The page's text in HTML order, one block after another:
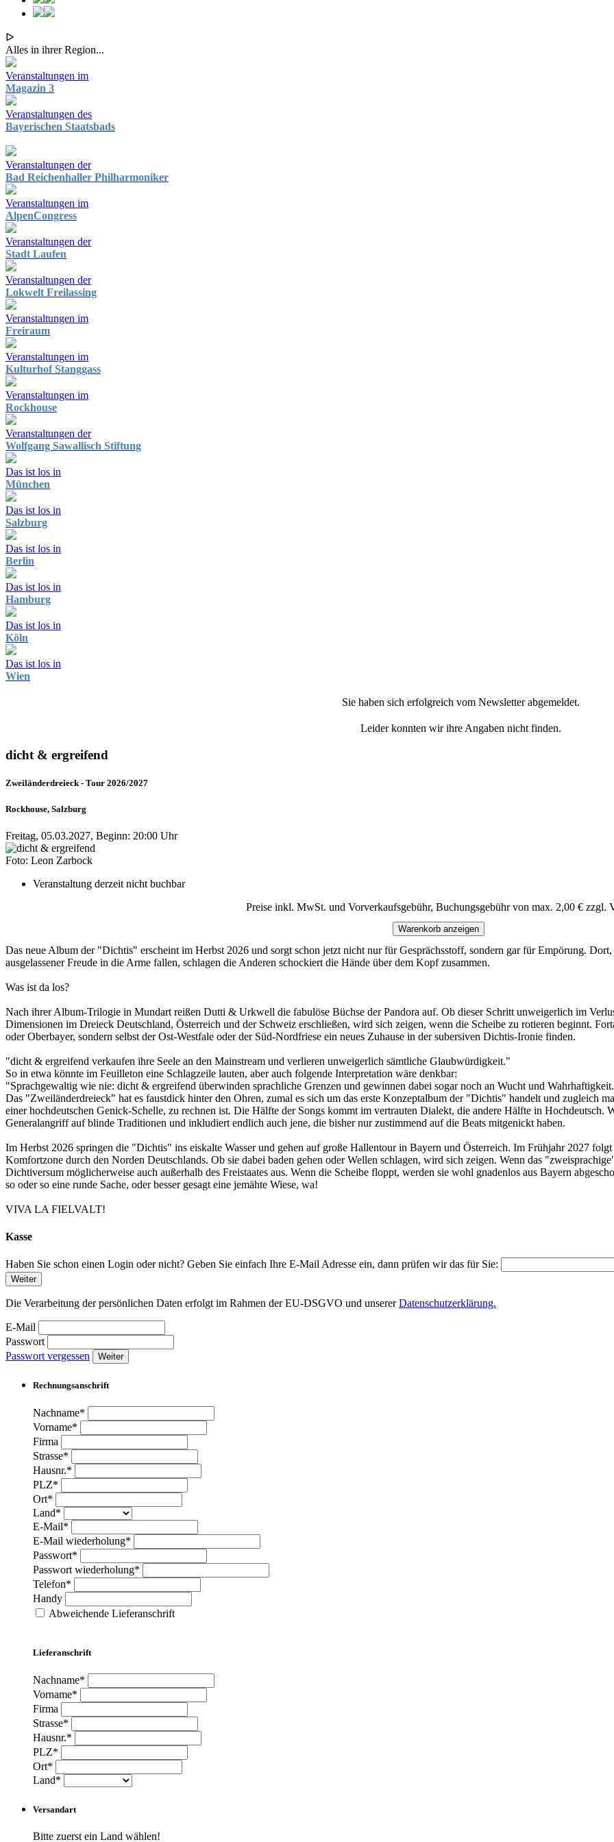
ᐅ
Alles in ihrer Region...
Veranstaltungen im
Magazin 3
Veranstaltungen des
Bayerischen Staatsbads
Veranstaltungen der
Bad Reichenhaller Philharmoniker
Veranstaltungen im
AlpenCongress
Veranstaltungen der
Stadt Laufen
Veranstaltungen der
Lokwelt Freilassing
Veranstaltungen im
Freiraum
Veranstaltungen im
Kulturhof Stanggass
Veranstaltungen im
Rockhouse
Veranstaltungen der
Wolfgang Sawallisch Stiftung
Das ist los in
München
Das ist los in
Salzburg
Das ist los in
Berlin
Das ist los in
Hamburg
Das ist los in
Köln
Das ist los in
Wien
Sie haben sich erfolgreich vom Newsletter abgemeldet.
Leider konnten wir ihre Angaben nicht finden.
dicht & ergreifend
Zweiländerdreieck - Tour 2026/2027
Rockhouse, Salzburg
Freitag, 05.03.2027, Beginn: 20:00 Uhr
Foto: Leon Zarbock
Veranstaltung derzeit nicht buchbar
Preise inkl. MwSt. und Vorverkaufsgebühr, Buchungsgebühr von max. 2,00 € zzgl.
Warenkorb anzeigen
Das neue Album der "Dichtis" erscheint im Herbst 2026 und sorgt schon jetzt nicht nur für Gesprächsstoff, sondern gar für Empörung.
ausgelassener Freude in die Arme fallen, schlagen die Anderen schockiert die Hände über dem Kopf zusammen.
Was ist da los?
Nach ihrer Album-Trilogie in Mundart reißen Dutti & Urkwell die fabulöse Büchse der Pandora auf. Ob dieser Schritt unweigerlich im
Dimensionen im Dreieck Deutschland, Österreich und der Schweiz erschließen, wird sich zeigen, wenn die Scheibe zu rotieren beginnt.
oder Oberbayer, sondern selbst der Ost-Westfale oder der Süd-Nordfriese ein neues Zuhause in der subersiven Dichtis-Ironie finden.
"dicht & ergreifend verkaufen ihre Seele an den Mainstream und verlieren unweigerlich sämtliche Glaubwürdigkeit."
So in etwa könnte im Feuilleton eine Schlagzeile lauten, aber auch folgende Interpretation wäre denkbar:
"Sprachgewaltig wie nie: dicht & ergreifend überwinden sprachliche Grenzen und gewinnen dabei sogar noch an Wucht und
Das "Zweiländerdreieck" hat es faustdick hinter den Ohren, zumal es sich um das erste Konzeptalbum der "Dichtis" handelt und zugleich
einer hochdeutschen Genick-Schelle, zu rechnen ist. Die Hälfte der Songs kommt im vertrauten Dialekt, die andere Hälfte in Hochdeutsch.
Generalangriff auf blinde Traditionen und inkludiert endlich auch jene, die bisher nur zustimmend auf die Beats mitgenickt haben.
Im Herbst 2026 springen die "Dichtis" ins eiskalte Wasser und gehen auf große Hallentour in Bayern und Österreich. Im Frühjahr 2027
Komfortzone durch den Norden Deutschlands. Ob sie dabei baden gehen oder Wellen schlagen, wird sich zeigen. Wenn das
Dichtiversum möglicherweise auch außerhalb des Freistaates aus. Wenn die Scheibe floppt, werden sie wohl gnadenlos aus Bayern
so oder so eine runde Sache, oder besser gesagt eine jemähte Wiese, wa!
VIVA LA FIELVALT!
Kasse
Haben Sie schon einen Login oder nicht? Geben Sie einfach Ihre E-Mail Adresse ein, dann prüfen wir das für Sie:
Weiter
Die Verarbeitung der persönlichen Daten erfolgt im Rahmen der EU-DSGVO und unsererDatenschutzerklärung.
E-Mail
Passwort
Passwort vergessen
Weiter
Rechnungsanschrift
Nachname*
Vorname*
Firma
Strasse*
Hausnr.*
PLZ*
Ort*
Land*
E-Mail*
E-Mail wiederholung*
Passwort*
Passwort wiederholung*
Telefon*
Handy
Abweichende Lieferanschrift
Lieferanschrift
Nachname*
Vorname*
Firma
Strasse*
Hausnr.*
PLZ*
Ort*
Land*
Versandart
Bitte zuerst ein Land wählen!